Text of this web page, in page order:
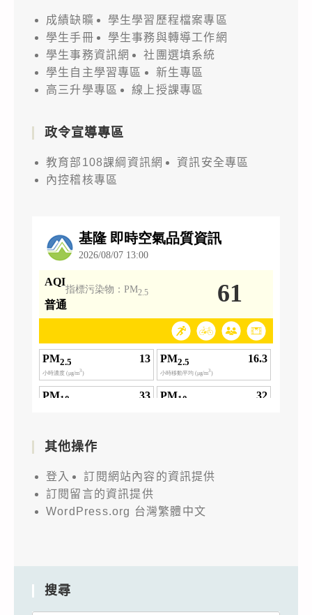
成績缺曠
學生學習歷程檔案專區
學生手冊
學生事務與轉導工作網
學生事務資訊網
社團選填系統
學生自主學習專區
新生專區
高三升學專區
線上授課專區
政令宣導專區
教育部108課綱資訊網
資訊安全專區
內控稽核專區
其他操作
登入
訂閱網站內容的資訊提供
訂閱留言的資訊提供
WordPress.org 台灣繁體中文
搜尋